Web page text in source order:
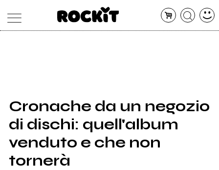
SHOP
RADIO
Cronache da un negozio
di dischi: quell'album
venduto e che non
tornerà